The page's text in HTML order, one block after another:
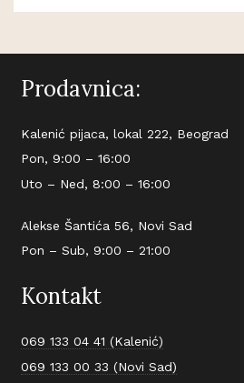
Prodavnica:
Kalenić pijaca, lokal 222, Beograd
Pon, 9:00 – 16:00
Uto – Ned, 8:00 – 16:00
Alekse Šantića 56, Novi Sad
Pon – Sub, 9:00 – 21:00
Kontakt
069 133 04 41 (Kalenić)
069 133 00 33 (Novi Sad)